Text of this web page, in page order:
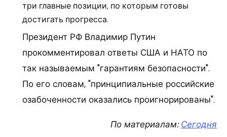
три главные позиции, по которым готовы
достигать прогресса.
Президент РФ Владимир Путин
прокомментировал ответы США и НАТО по
так называемым "гарантиям безопасности".
По его словам, "принципиальные российские
озабоченности оказались проигнорированы".
По материалам:Сегодня